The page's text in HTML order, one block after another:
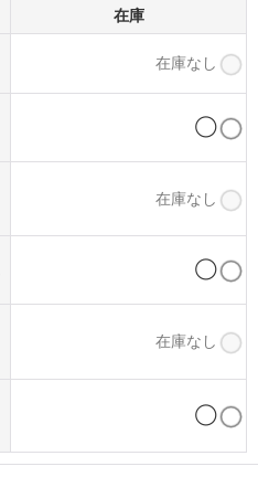
在庫
在庫なし
◯
在庫なし
◯
在庫なし
◯